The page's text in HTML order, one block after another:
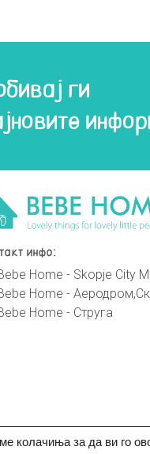
ги
инфо:
Home - Skopje City
Home -
Home - Струга
колачиња за да ви го